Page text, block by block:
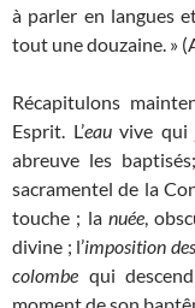
à parler en langues
tout une douzaine. »
Récapitulons
Esprit. L’eau vive qui
abreuve les
sacramentel de la
touche ; la nuée,
divine ; l’imposition
colombe qui